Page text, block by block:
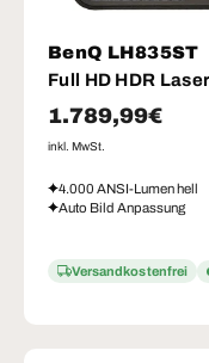
BenQ LH835ST
Full HD HDR
Normaler Preis
1.789,99€
inkl. MwSt.
4.000 ANSI-Lumen hell
Auto Bild Anpassung
Versandkostenfrei